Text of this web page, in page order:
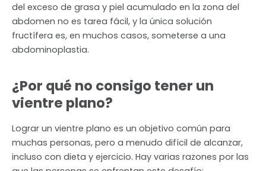
del exceso de grasa y piel acumulado en la zona del
abdomen no es tarea fácil, y la única solución
fructífera es, en muchos casos, someterse a una
abdominoplastia.
¿Por qué no consigo tener un
vientre plano?
Lograr un vientre plano es un objetivo común para
muchas personas, pero a menudo difícil de alcanzar,
incluso con dieta y ejercicio. Hay varias razones por las